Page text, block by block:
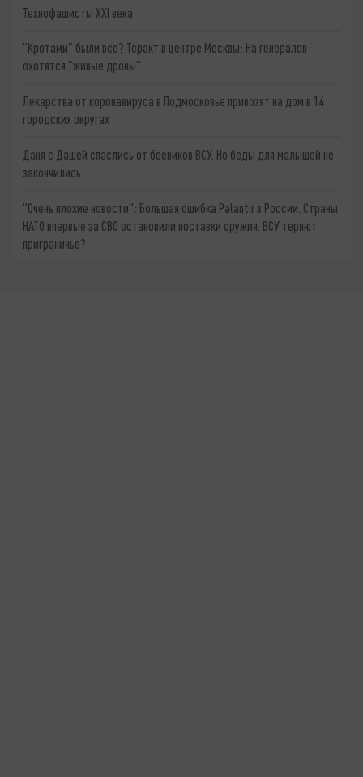
Технофашисты XXI века
"Кротами" были все? Теракт в центре Москвы: На генералов
охотятся "живые дроны"
Лекарства от коронавируса в Подмосковье привозят на дом в 14
городских округах
Даня с Дашей спаслись от боевиков ВСУ. Но беды для малышей не
закончились
"Очень плохие новости": Большая ошибка Palantir в России. Страны
НАТО впервые за СВО остановили поставки оружия. ВСУ теряют
приграничье?